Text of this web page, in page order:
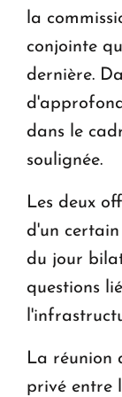
la
conjointe
dernière.
dans le
soulignée.
Les deux
d'un
du jour
questions
La réunion
privé entre